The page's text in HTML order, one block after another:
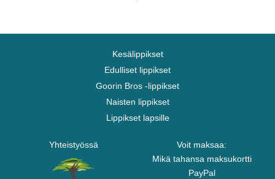
Kesälippikset
Edulliset lippikset
Goorin Bros -lippikset
Naisten lippikset
Lippikset lapsille
Yhteistyössä
Voit maksaa:
Mikä tahansa maksukortti
PayPal